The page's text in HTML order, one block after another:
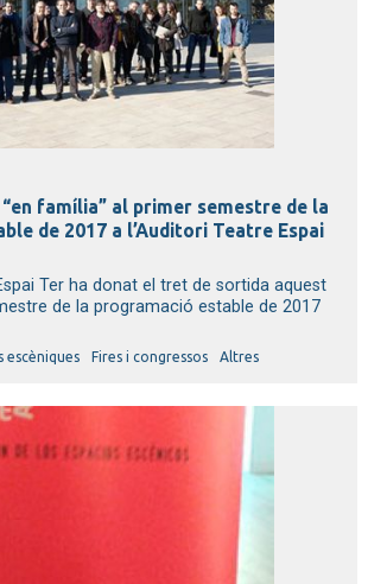
família” al primer semestre de la
de 2017 a l’Auditori Teatre Espai
Ter ha donat el tret de sortida aquest
de la programació estable de 2017
escèniques Fires i congressos Altres